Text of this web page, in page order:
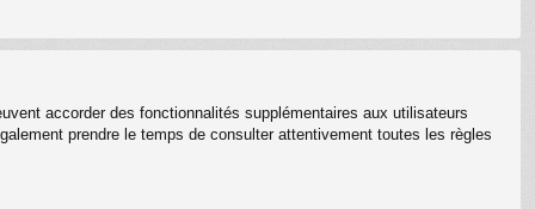
accorder des fonctionnalités supplémentaires aux utilisateurs
prendre le temps de consulter attentivement toutes les règles